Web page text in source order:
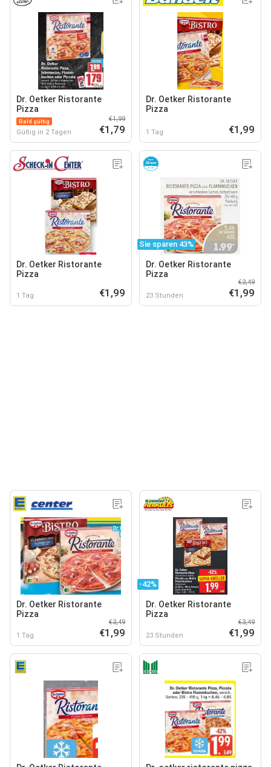
Dr. Oetker Ristorante
Pizza
Bald gültig
Gültig in 2 Tagen
€1,99
€1,79
Dr. Oetker Ristorante
Pizza
1 Tag €1,99
Dr. Oetker Ristorante
Pizza
1 Tag €1,99
Sie sparen 43%
Dr. Oetker Ristorante
Pizza
23 Stunden
€3,49
€1,99
Dr. Oetker Ristorante
Pizza
1 Tag
€3,49
€1,99
-42%
Dr. Oetker Ristorante
Pizza
23 Stunden
€3,49
€1,99